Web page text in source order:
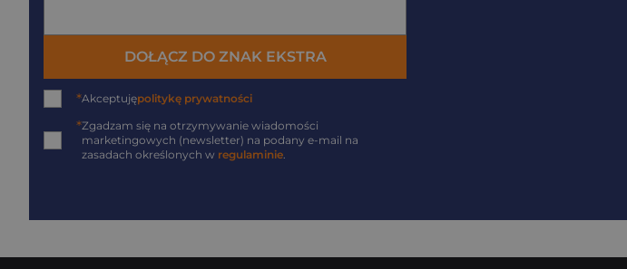
DOŁĄCZ DO ZNAK EKSTRA
*Akceptujępolitykę prywatności
*Zgadzam się na otrzymywanie wiadomości
marketingowych (newsletter) na podany e-mail na
zasadach określonych w regulaminie